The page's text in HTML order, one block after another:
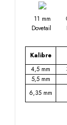
11 mm
Dovetail
Kalibre
4,5 mm
5,5 mm
6,35 mm